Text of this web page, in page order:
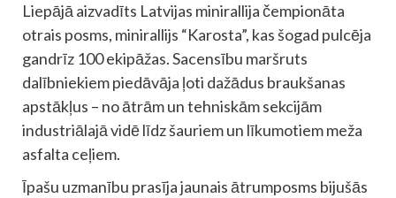
Liepājā aizvadīts Latvijas minirallija čempionāta
otrais posms, minirallijs “Karosta”, kas šogad pulcēja
gandrīz 100 ekipāžas. Sacensību maršruts
dalībniekiem piedāvāja ļoti dažādus braukšanas
apstākļus – no ātrām un tehniskām sekcijām
industriālajā vidē līdz šauriem un līkumotiem meža
asfalta ceļiem.
Īpašu uzmanību prasīja jaunais ātrumposms bijušās